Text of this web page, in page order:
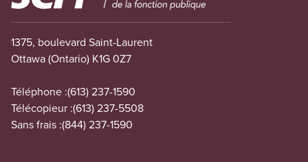
1375, boulevard Saint-Laurent
Ottawa (Ontario) K1G 0Z7
Téléphone :(613) 237-1590
Télécopieur :(613) 237-5508
Sans frais :(844) 237-1590